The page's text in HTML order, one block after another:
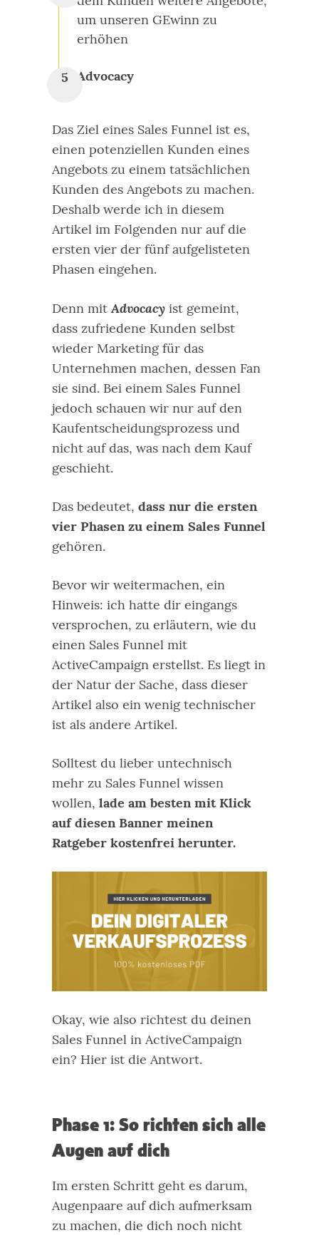
um unseren GEwinn zu
erhöhen
Advocacy
Das Ziel eines Sales Funnel ist es,
einen potenziellen Kunden eines
Angebots zu einem tatsächlichen
Kunden des Angebots zu machen.
Deshalb werde ich in diesem
Artikel im Folgenden nur auf die
ersten vier der fünf aufgelisteten
Phasen eingehen.
Denn mitAdvocacyist gemeint,
dass zufriedene Kunden selbst
wieder Marketing für das
Unternehmen machen, dessen Fan
sie sind. Bei einem Sales Funnel
jedoch schauen wir nur auf den
Kaufentscheidungsprozess und
nicht auf das, was nach dem Kauf
geschieht.
Das bedeutet, dass nur die ersten
vier Phasen zu einem Sales Funnel
gehören.
Bevor wir weitermachen, ein
Hinweis: ich hatte dir eingangs
versprochen, zu erläutern, wie du
einen Sales Funnel mit
ActiveCampaign erstellst. Es liegt in
der Natur der Sache, dass dieser
Artikel also ein wenig technischer
ist als andere Artikel.
Solltest du lieber untechnisch
mehr zu Sales Funnel wissen
wollen, lade am besten mit Klick
auf diesen Banner meinen
Ratgeber kostenfrei herunter.
Okay, wie also richtest du deinen
Sales Funnel in ActiveCampaign
ein? Hier ist die Antwort.
Phase 1: So richten sich alle
Augen auf dich
Im ersten Schritt geht es darum,
Augenpaare auf dich aufmerksam
zu machen, die dich noch nicht